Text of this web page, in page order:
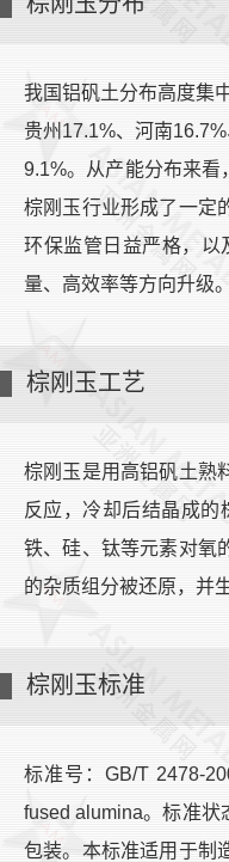
我国铝矾土分布高度集
贵州17.1%、河南
9.1%。从产能分布来
棕刚玉行业形成了一定
环保监管日益严格，以
量、高效率等方向升级。
棕刚玉工艺
棕刚玉是用高铝矾土熟
反应，冷却后结晶成
铁、硅、钛等元素对氧
的杂质组分被还原，并
棕刚玉标准
标准号：GB/T 2478-
fused alumina。标准状
包装。本标准适用于制